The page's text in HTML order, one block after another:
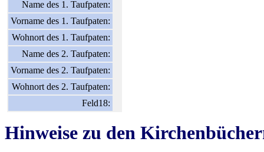
Name des 1. Taufpaten:
Vorname des 1. Taufpaten:
Wohnort des 1. Taufpaten:
Name des 2. Taufpaten:
Vorname des 2. Taufpaten:
Wohnort des 2. Taufpaten:
Feld18:
Hinweise zu den